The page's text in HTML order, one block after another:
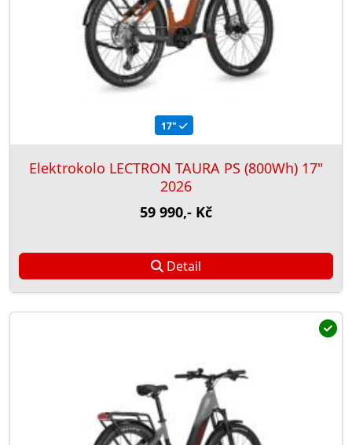
17"
Elektrokolo LECTRON TAURA PS (800Wh) 17"
2026
59 990,- Kč
Detail